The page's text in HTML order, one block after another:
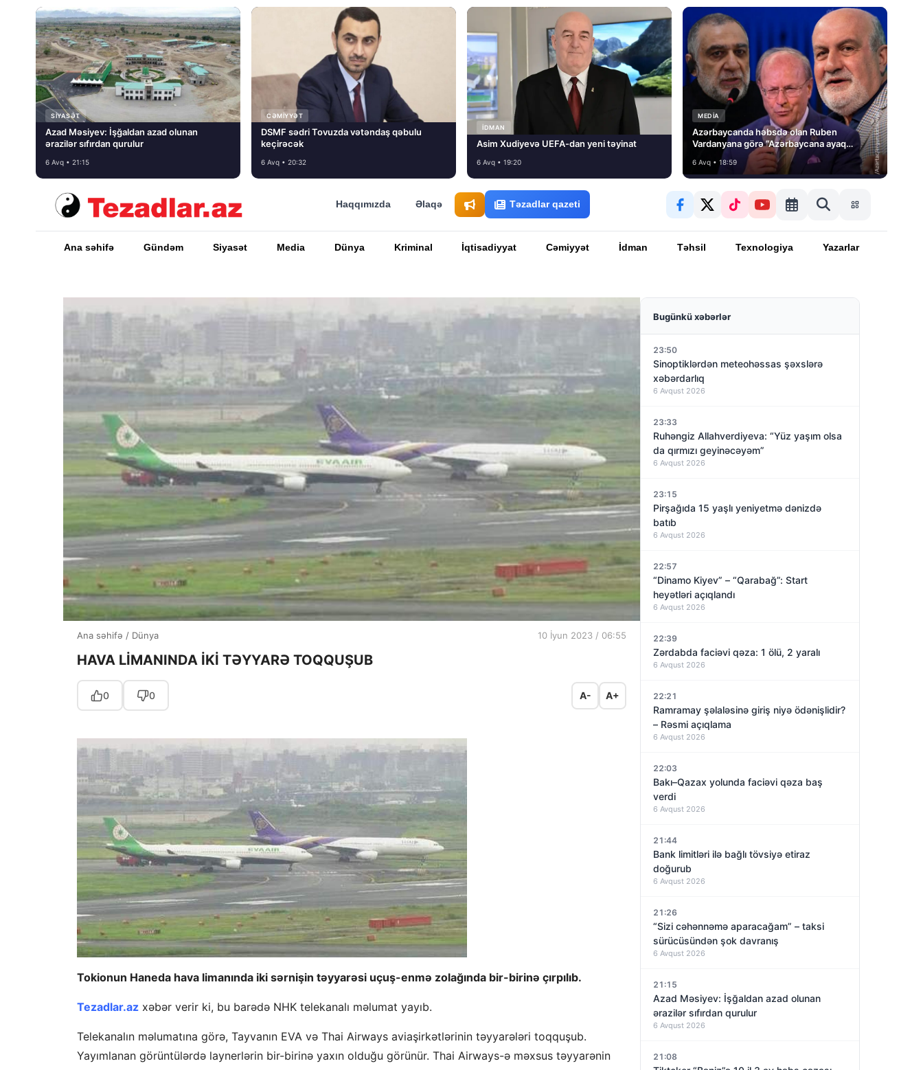
SIYASƏT
Azad Məsiyev: İşğaldan azad olunan
ərazilər sıfırdan qurulur
6 Avq • 21:15
CƏMIYYƏT
DSMF sədri Tovuzda vətəndaş qəbulu
keçirəcək
6 Avq • 20:32
İDMAN
Asim Xudiyevə UEFA-dan yeni təyinat
6 Avq • 19:20
MEDİA
Azərbaycanda həbsdə olan Ruben
Vardanyana görə “Azərbaycana ayaq
basmayacağını” dedi və…
6 Avq • 18:59
Haqqımızda Əlaqə Təzadlar qazeti
Ana səhifə Gündəm Siyasət Media Dünya Kriminal İqtisadiyyat Cəmiyyət İdman Təhsil Texnologiya Yazarlar
Ana səhifə / Dünya 10 İyun 2023 / 06:55
HAVA LİMANINDA İKİ TƏYYARƏ TOQQUŞUB
0 0 A- A+
Tokionun Haneda hava limanında iki sərnişin təyyarəsi uçuş-enmə zolağında bir-birinə çırpılıb.
Tezadlar.az xəbər verir ki, bu barədə NHK telekanalı məlumat yayıb.
Telekanalın məlumatına görə, Tayvanın EVA və Thai Airways aviaşirkətlərinin təyyarələri toqquşub.
Yayımlanan görüntülərdə laynerlərin bir-birinə yaxın olduğu görünür. Thai Airways-ə məxsus təyyarənin
Bugünkü xəbərlər
23:50
Sinoptiklərdən meteohəssas şəxslərə
xəbərdarlıq
6 Avqust 2026
23:33
Ruhəngiz Allahverdiyeva: “Yüz yaşım olsa
da qırmızı geyinəcəyəm”
6 Avqust 2026
23:15
Pirşağıda 15 yaşlı yeniyetmə dənizdə
batıb
6 Avqust 2026
22:57
“Dinamo Kiyev” – “Qarabağ”: Start
heyətləri açıqlandı
6 Avqust 2026
22:39
Zərdabda faciəvi qəza: 1 ölü, 2 yaralı
6 Avqust 2026
22:21
Ramramay şəlaləsinə giriş niyə ödənişlidir?
– Rəsmi açıqlama
6 Avqust 2026
22:03
Bakı–Qazax yolunda faciəvi qəza baş
verdi
6 Avqust 2026
21:44
Bank limitləri ilə bağlı tövsiyə etiraz
doğurub
6 Avqust 2026
21:26
“Sizi cəhənnəmə aparacağam” – taksi
sürücüsündən şok davranış
6 Avqust 2026
21:15
Azad Məsiyev: İşğaldan azad olunan
ərazilər sıfırdan qurulur
6 Avqust 2026
21:08